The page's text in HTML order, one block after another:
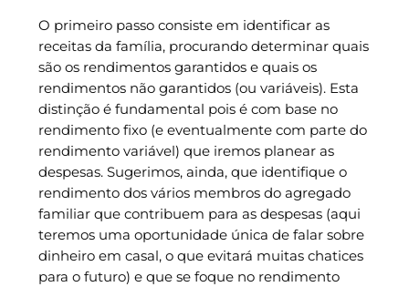
O primeiro passo consiste em identificar as
receitas da família, procurando determinar quais
são os rendimentos garantidos e quais os
rendimentos não garantidos (ou variáveis). Esta
distinção é fundamental pois é com base no
rendimento fixo (e eventualmente com parte do
rendimento variável) que iremos planear as
despesas. Sugerimos, ainda, que identifique o
rendimento dos vários membros do agregado
familiar que contribuem para as despesas (aqui
teremos uma oportunidade única de falar sobre
dinheiro em casal, o que evitará muitas chatices
para o futuro) e que se foque no rendimento